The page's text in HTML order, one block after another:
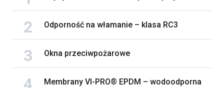
Odporność na włamanie – klasa RC3
Okna przeciwpożarowe
Membrany VI-PRO® EPDM – wodoodporna